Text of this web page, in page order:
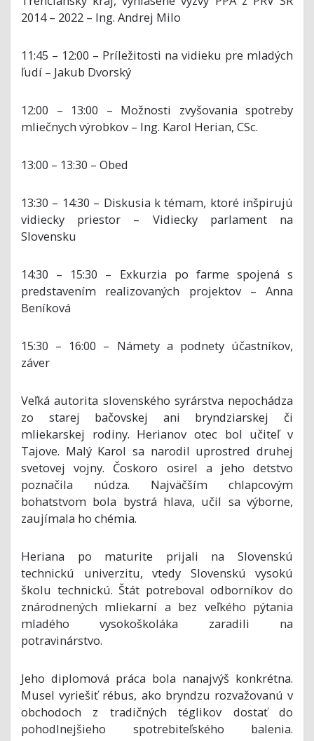
2014 – 2022 – Ing. Andrej Milo
11:45 – 12:00 – Príležitosti na vidieku pre mladých
ľudí – Jakub Dvorský
12:00 – 13:00 – Možnosti zvyšovania spotreby
mliečnych výrobkov – Ing. Karol Herian, CSc.
13:00 – 13:30 – Obed
13:30 – 14:30 – Diskusia k témam, ktoré inšpirujú
vidiecky priestor – Vidiecky parlament na
Slovensku
14:30 – 15:30 – Exkurzia po farme spojená s
predstavením realizovaných projektov – Anna
Beníková
15:30 – 16:00 – Námety a podnety účastníkov,
záver
Veľká autorita slovenského syrárstva nepochádza
zo starej bačovskej ani bryndziarskej či
mliekarskej rodiny. Herianov otec bol učiteľ v
Tajove. Malý Karol sa narodil uprostred druhej
svetovej vojny. Čoskoro osirel a jeho detstvo
poznačila núdza. Najväčším chlapcovým
bohatstvom bola bystrá hlava, učil sa výborne,
zaujímala ho chémia.
Heriana po maturite prijali na Slovenskú
technickú univerzitu, vtedy Slovenskú vysokú
školu technickú. Štát potreboval odborníkov do
znárodnených mliekarní a bez veľkého pýtania
mladého vysokoškoláka zaradili na
potravinárstvo.
Jeho diplomová práca bola nanajvýš konkrétna.
Musel vyriešiť rébus, ako bryndzu rozvažovanú v
obchodoch z tradičných téglikov dostať do
pohodlnejšieho spotrebiteľského balenia.